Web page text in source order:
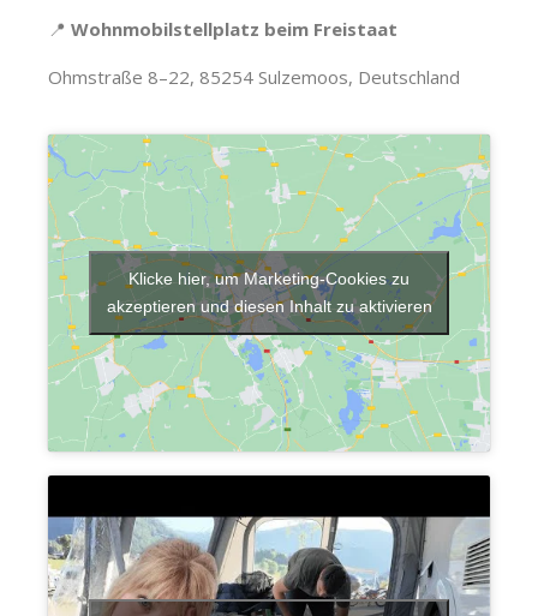
📍 Wohnmobilstellplatz beim Freistaat
Ohmstraße 8–22, 85254 Sulzemoos, Deutschland
Klicke hier, um Marketing-Cookies zu
akzeptieren und diesen Inhalt zu aktivieren